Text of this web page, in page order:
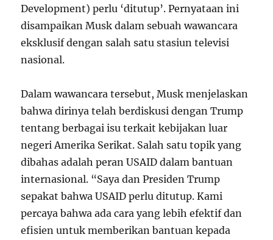
Development) perlu ‘ditutup’. Pernyataan ini
disampaikan Musk dalam sebuah wawancara
eksklusif dengan salah satu stasiun televisi
nasional.
Dalam wawancara tersebut, Musk menjelaskan
bahwa dirinya telah berdiskusi dengan Trump
tentang berbagai isu terkait kebijakan luar
negeri Amerika Serikat. Salah satu topik yang
dibahas adalah peran USAID dalam bantuan
internasional. “Saya dan Presiden Trump
sepakat bahwa USAID perlu ditutup. Kami
percaya bahwa ada cara yang lebih efektif dan
efisien untuk memberikan bantuan kepada